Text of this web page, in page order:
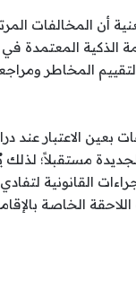
أن المخالفات
الذكية المعتمدة في
المخاطر
بعين الاعتبار عند
مستقبلاً؛ لذلك
القانونية
الخاصة